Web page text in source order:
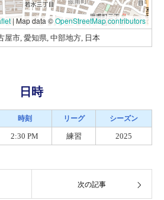
| Map data ©OpenStreetMap contributors
屋市, 愛知県, 中部地方, 日本
日時
時刻 リーグ シーズン
2:30 PM 練習 2025
次の記事